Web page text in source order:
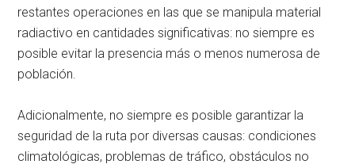
restantes operaciones en las que se manipula material
radiactivo en cantidades significativas: no siempre es
posible evitar la presencia más o menos numerosa de
población.
Adicionalmente, no siempre es posible garantizar la
seguridad de la ruta por diversas causas: condiciones
climatológicas, problemas de tráfico, obstáculos no